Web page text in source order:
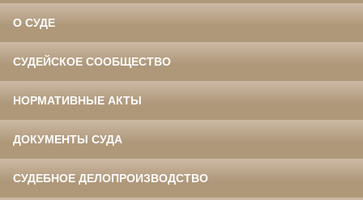
О СУДЕ
СУДЕЙСКОЕ СООБЩЕСТВО
НОРМАТИВНЫЕ АКТЫ
ДОКУМЕНТЫ СУДА
СУДЕБНОЕ ДЕЛОПРОИЗВОДСТВО